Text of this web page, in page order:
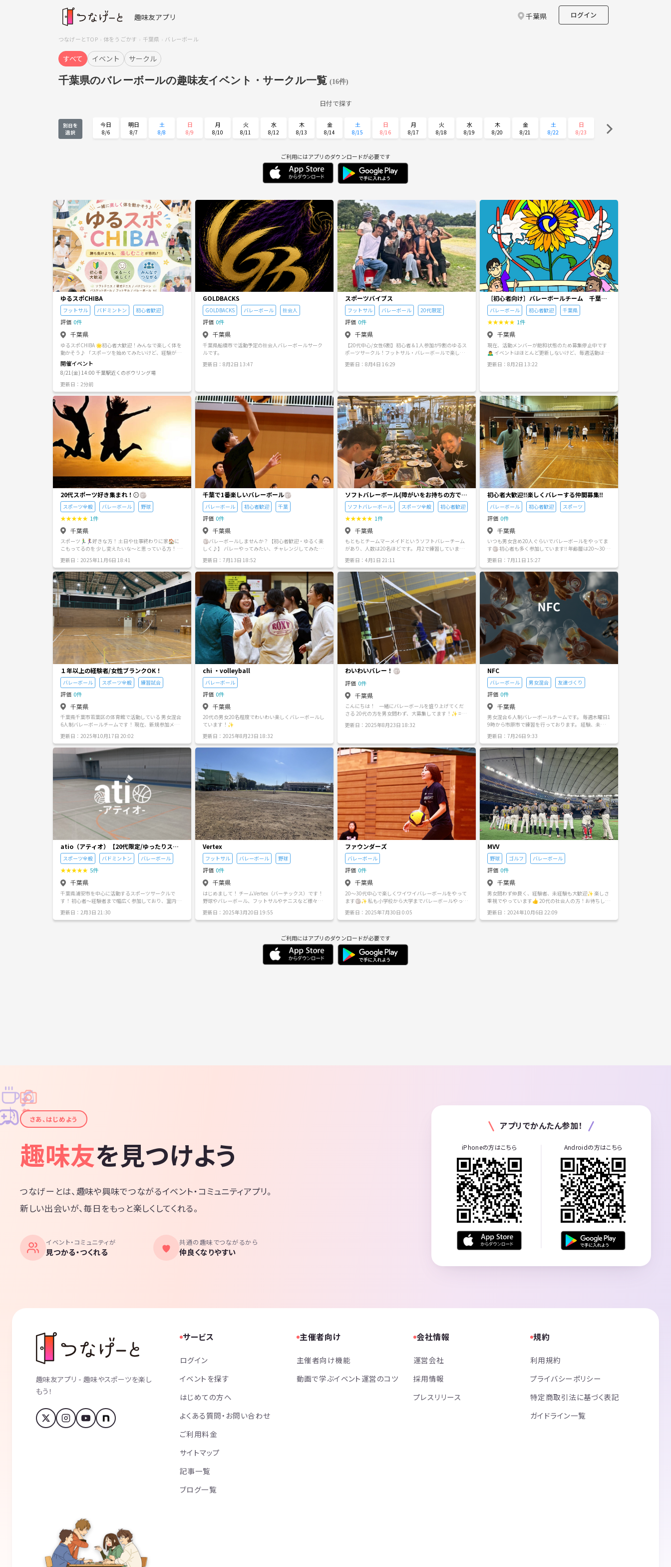
趣味友アプリ 千葉県 ログイン
つなげーとTOP 体をうごかす 千葉県 バレーボール
すべて イベント サークル
千葉県のバレーボールの趣味友イベント・サークル一覧 (16件)
日付で探す
別日を
選択
今日
8/6
明日
8/7
土
8/8
日
8/9
月
8/10
火
8/11
水
8/12
木
8/13
金
8/14
土
8/15
日
8/16
月
8/17
火
8/18
水
8/19
木
8/20
金
8/21
土
8/22
日
8/23
8/31 9/1 9/2 9/3
ご利用にはアプリのダウンロードが必要です
ゆるスポCHIBA
フットサル バドミントン 初心者歓迎
評価 0件
千葉県
ゆるスポCHIBA 🌟初心者大歓迎！みんなで楽しく体を
動かそう♪ 「スポーツを始めてみたいけど、経験がな
い…」 「運動不足を解消したい！」 「ガチ勢ばかりだ
と不安…」 「気軽にスポーツ仲間を作りたい！」 そん
な方のための初心者向けスポーツサークルです！ ゆる
スポCHIBAは、勝敗よりも「楽しむこと」を大切にし
ています。 経験者・未経験者を問わず、みんなが安心
して参加できる雰囲気づくりを大切にしています。 ---
🎾活動種目 ・ソフトテニス ・硬式テニス ・バドミン
トン ・バスケットボール ・フットサル ・バレーボール
・卓球 そのほか、参加者の希望に合わせて様々なスポ
ーツにも挑戦していきます！ --- 🎯こんな方におすすめ
✅ スポーツ初心者 ✅ 学生時代以来スポーツをしてい
ない方 ✅ 運動不足を解消したい方 ✅ 趣味の仲間を作
りたい方 ✅ 健康維持やダイエットをしたい方 ✅ 楽し
く体を動かしたい方 --- 🚫こんな方はご遠慮ください
❌ 勝敗や技術向上だけを重視する方 ❌ 初心者に厳し
チ練習や競技志向を求める方 当サークルは「みんなで
楽しく」が最優先です。 初心者が安心して参加できる
環境づくりにご協力ください。 --- 🤝サークルの雰囲気
・一人参加歓迎 ・初参加歓迎 ・初心者歓迎 ・ブランク
歓迎 ・男女問わず歓迎 「できなくても大丈夫！」 失敗
しても笑い合える、優しく温かいコミュニティを目指
数や種目に合わせて体育館やコートを利用します。
【安心・安全に楽しむためのルール】 ゆるスポCHIBA
は、初心者から経験者まで、誰もが安心してスポーツ
ます。皆さまに気持ちよくご参加いただくため、以下
のルールへのご理解とご協力をお願いいたします。 ■
お互いを尊重しましょう 年齢、性別、職業、経験の有
無に関わらず、お互いを尊重したコミュニケーション
をお願いします。誹謗中傷、威圧的な言動、迷惑行為
は禁止です。 ■ 宗教・政治活動等への勧誘は禁止です
宗教団体、政治団体、思想団体等への勧誘や宣伝活動
はお断りしております。参加者が安心して交流できる
環境づくりにご協力ください。 ■ 営業・販売・ネット
ワークビジネス等の勧誘は禁止です 商品販売、保険営
業、投資勧誘、ネットワークビジネス（MLM）などを
目的とした参加は禁止です。 ■ 基本的に他団体への勧
誘はご遠慮ください 参加者同士の自然な交流は歓迎し
ますが、別のサークルやコミュニティ、イベント等へ
の勧誘を目的とした参加はご遠慮ください。 ■ 他団体
への案内を行う場合 参加者から希望があった場合な
ど、やむを得ず他団体やイベントをご紹介する際は、
必ず団体名および活動目的を明らかにしてください。
運営側が不適切と判断した場合はご遠慮いただくこと
があります。 ■ ナンパ・出会い目的のみの参加は禁止
です 異性との出会いのみを目的とした参加や、しつこ
い連絡先交換の要求など、他の参加者が不快に感じる
行為は禁止です。 ■ 個人情報の取り扱いにご配慮くだ
さい 参加者の個人情報を本人の許可なく第三者へ共有
しないようお願いいたします。 ■ ルール違反について
運営が安心・安全なコミュニティ運営に支障があると
判断した場合は、注意・イベント参加のお断り・サー
クルからの退会等の対応を行う場合があります。 皆さ
まが安心して楽しめる「ゆるスポCHIBA」を一緒につ
くっていきましょう！ ご理解とご協力をお願いいたし
ます。 ⚠️メンバー申請時のお願い⚠️ サークルの安全性
を保つため、メンバー申請時の質問には必ずお答えい
ただきますよう、お願いいたします。 お答えいただい
た方のみ、承認しております。 --- 🌈最後に スポーツが
上手じゃなくても大丈夫。 大切なのは楽しむ気持ちで
めませんか？ 皆さまのご参加をお待ちしています！ ゆ
るスポCHIBA
開催イベント
8/21(金) 14:00 千葉駅近くのボウリング場
更新日：2分前
GOLDBACKS
GOLDBACKS バレーボール 社会人
評価 0件
千葉県
千葉県船橋市で活動予定の社会人バレーボールサーク
ルです。
更新日：8月2日 13:47
スポーツバイブス
フットサル バレーボール 20代限定
評価 0件
千葉県
【20代中心/女性6割】初心者＆1人参加が9割のゆるス
ポーツサークル！フットサル・バレーボールで楽しく
ます！ 20代の同世代メンバーで活動している、社会人
メンバーが集まり、和気あいあいと活動しています。
当サークルの最大の特徴は、**【アットホームで誰も
置いていかない温かい雰囲気】**です！ 「身内感があ
って馴染めなかったらどうしよう…」 「運動神経に自
信がないけど大丈夫かな…」 そんな不安がある方も、
どうぞ安心して遊びに来てください！一歩踏み出して
よかったと思える時間をお約束します✨ 🌟 当サーク
ルの4つの安心ポイント！ ① 参加者の【9割】が1人参
加からスタート！ 最初はみんな緊張しながら1人で来
てくれています。受付からすぐに馴染めるよう、主催
者やメンバーが全力でフォローします！ ② 【女性6
割：男性4割】で女性も参加しやすい雰囲気 スポーツ
サークルとしては珍しく、女性の比率が高めです！優
しく、お互いを尊重し合えるクリーンなメンバーばか
りなので、女性お1人でも安心してご参加いただけま
す。 ③ 楽しさ重視！【初心者・未経験者】大歓迎 フッ
トサルもバレーボールも、ガチな勝負ではなく「みん
なで笑いながら楽しむこと」を最優先にしています。
ても大丈夫です。 ④ 終わった後の充実感抜群！ 「アッ
トホームでとにかく楽しい！」と言っていただけるこ
とが多いです。体を動かしてリフレッシュした後は、
ムな空気感が自慢です。 🏃‍♂️ 主な活動内容 • 種目： フッ
トサル、バレーボール（その他、季節ごとのイベント
もゆるく計画中！） • 活動エリア： [ここに主な活動エ
リアや駅名、体育館などを記入] • 活動日時： [例：主
に土日祝の午前中 / 平日夜 など] • 対象年齢： 20代の方
限定（同世代でリラックスして楽しむため）
更新日：8月4日 16:29
［初心者向け］バレーボールチーム 千葉県
市原市
バレーボール 初心者歓迎 千葉県
★★★★★ 1件
千葉県
現在、活動メンバーが飽和状態のため募集停止中です
🙇‍♂️ イベントはほとんど更新しないけど、毎週活動はし
す！ 勝敗よりもやってて楽しいかどうかが大事😊 体験
ジのやり取りができます！ [場所] 八幡パレット.姉崎公
民館.五井公民館.有秋公民館 [参加費] 二時間100円 三
時間以上200円 (体育館使用代のみ。 入会費や部費な
どナシ！) [日時] 土日のどちらか 基本18-21時で3時
間やってます！ [年齢層] 18-30代の方もいます！ [高校
生は？] 保護者の方の同意や連絡先を得られる場合の
み、 参加可能です！あとは本人の性格や社会性で判断
します [開催頻度] 細かくイベントを立てていません
が、 毎週、土日に開催しています！！ [雰囲気は？] 社
会人バレーチームの中ではトップクラスに和やか(当社
比) ミスを嫌味なく笑って吹き飛ばしてくれる人を揃え
てます！ [規模] チームメンバーは現在30名を超え、 活
動の日には10人以上集まります！ [男女比] 女性は5人
くらいは毎回参加してもらえています！ 男は声かけな
くても6人くらい集まってます笑 [レベル] 初心者の集
まりです！運動苦手な方でも 雰囲気が好きで残ってく
れています😁 [活動歴] 2024年から地道な人集めと基
盤作りを、 2025年の4月からチームとして活動を始め
絵？？] チームメンバーが描いてくれました！ [バレー
以外] 活動後にご飯食べに行ったり風呂行ったり、時に
は飲み会を開いたり、お花見会したり、昨年はBBQし
もこの夏計画してます…。活動無い日は夜にゲームで
集まる人もいます。カラオケも好きな人が行ってま
す！Tシャツ作りも今は第2回してます(？) とにかくみ
んな仲が良いです笑 [代表はどんな人？？] 運営チーム
がいるだけで、代表は置いていません。 自分は広告担
当です！ [ネットの高さは？？] 2m24cmです！男女混
合戦のルールらしいので… [目標は？？] 大会とかは出
ません！ 初心者の方がバレーを好きになったら僕らの
勝ち！！ [応募したいんだけど？？] 男性はガチバレー
ボール経験者はお断りします！ 女性はそこそこの経験
者までなら歓迎します！ 「思いやり」を持ち合わせて
いる方のみ応募してください！ 疑問はサークルページ
の「質問」からどうぞ！ 連絡を待ってます！🌸
更新日：8月2日 13:22
20代スポーツ好き集まれ！⚾️🏐
スポーツ全般 バレーボール 野球
★★★★★ 1件
千葉県
スポーツ🏃‍♂️🏃‍♀️好きな方！ 土日や仕事終わりに家🏠に
こもってるのを 少し変えたいな〜と思っている方！ 仕
いる方！ スポーツ通して、仲良くなりませんか？🌟 草
野球やバレーボールをよくしているので ぜひ一緒にで
きたらと思います😄
更新日：2025年11月6日 18:41
千葉で1番楽しいバレーボール🏐
バレーボール 初心者歓迎 千葉
評価 0件
千葉県
🏐バレーボールしませんか？【初心者歓迎・ゆるく楽
しく♪】 バレーやってみたい、チャレンジしてみたい
っと楽しくバレーボールしましょう！！ 初心者・ブラ
ンクがある人でも大丈夫です！✨ 好プレー&珍プレー
もあって、めっちゃ笑えるからストレス発散になっち
ゃいます！笑 ⸻ 🔹概要 •日時：平日と日曜日の19:
00〜21:00 •場所：柏市周辺の体育館 •内容：練習(経験
者がレクチャー) → ゲーム(女子試合、男子&バレー経
験者試合) •持ち物：動きやすい服装・室内シューズ・
飲み物 •参加費：1人300円 ⸻ 🎏5月月予定 ・1日(1
9:00〜21:00) ・3日(19:00〜21:00) ・4日(19:00〜21:
00) ・8日(19:00〜21:00) ・10日(14:00〜16:00) ・11
日(19:00〜21:00) ・12日(19:00〜21:00) ・13日(19:0
0〜21:00) ・17日(19:00〜21:00) ・18日(19:00〜21:
00) ・19日(19:00〜21:00) ・21日(19:00〜21:00) ・2
5日(19:00〜21:00) ・27日(19:00〜21:00) ・28日(19:
00〜21:00) ・29日(19:00〜21:00) ⸻ ゆるっと、
楽しい時間にしましょう！！ ご参加お待ちしています
😊✨
更新日：7月13日 18:52
ソフトバレーボール(障がいをお持ちの方でも
可)同好会
ソフトバレーボール スポーツ全般 初心者歓迎
★★★★★ 1件
千葉県
もともとチームマーメイドというソフトバレーチーム
があり、人数は20名ほどです。 月2で練習していま
みOK 初心者OK 年齢関係なし(29歳が1番若いです。)
この度、皆様とご一緒にできれば、盛り上がって楽し
めればと思いサークルとして作らせていただきまし
た。 定期的に飲み会やキャンプ、バーベキュー、パー
ティーなども開催しています。 男女比6対4ほどで
す！！ サイトはこちらです。 https://fri3789.github.i
o/marmaid/ 独学で作成してます💪💪笑 ご興味ある
方、一緒にどうですか？🤘🏼 よろしくお願い致します🙇‍♂️
#ソフトバレーボール
更新日：4月1日 21:11
初心者大歓迎‼️楽しくバレーする仲間募集‼️
バレーボール 初心者歓迎 スポーツ
評価 0件
千葉県
いつも男女含め20人ぐらいでバレーボールをやってま
す🏐 初心者も多く参加しています‼️ 年齢層は20〜30代
方が多く参加しています♪ 〜日程〜 土日15:00~17:00
※土曜日隔週のためやらない日にちもあります。 平日1
9:00~21:00 〜向いてそうな人〜 若い奴には負けたく
ないと思ってる人‼️ 痩せたいと思う人‼️ 友達増やしたい
と思う人‼️ 初心者でも経験者には負けない💪‼️ いっぱ
いお話ししたい‼️ ぜひ足を運んでみてください！ 〜持
ち物〜 運動靴 着替え（着替えたい人） 楽しもうとする
気持ち‼️ 〜参加費〜 300円
更新日：7月11日 15:27
１年以上の経験者/女性ブランクOK！
バレーボール スポーツ全般 練習試合
評価 0件
千葉県
千葉県千葉市若葉区の体育館で活動している 男女混合
6人制バレーボールチームです！ 現在、新規参加メン
きたいのでバレーボール未経験の方は お断りさせて頂
いております。 活動日時 毎週火曜日18:30-21:00 活動
場所 若葉区 大宮小学校 募集条件 ・１年以上の経験者
・高校卒業以上、女子は引退してればOK ・協調性があ
る方 ・学生は送迎しますが社会人は自力で来れる方 ・
メンバーへの配慮ができる方 各種カテゴリーの大会に
は 2ヶ月に1回程度、出場してます。 興味がある方は お
名前: 性別: 年齢: バレー歴: 記載の上、ご連絡お待ちし
更新日：2025年10月17日 20:02
chi ・volleyball
バレーボール
評価 0件
千葉県
20代の男女20名程度でわいわい楽しくバレーボールし
ています！✨
更新日：2025年8月23日 18:32
わいわいバレー！🏐
評価 0件
千葉県
こんにちは！ 一緒にバレーボールを盛り上げてくだ
さる 20代の方を男女問わず、大募集してます！✨ ===
大歓迎です🔰 ・バレーボール経験者大募集🏐 ・運動
大歓迎！ ・お友達を作りたい方も◎ ・見学からのご参
加でも◎ ・女性メンバーも多いので女性も安心です🙋‍♀️
【詳細】 ・日時：19:00〜21:00 ➡︎ 3/23(日)，24
(月)，25(火)，28(金)，30(日)，4/6(日)，13(日)，14
(月)，20(日)，21(月)，25(金)，28(月)，29(火) →
参加希望の日程をご連絡ください🙇‍♀️ ・場所：千葉県東
葛飾地域周辺の体育館 (柏市、我孫子市周辺で
す！) →詳細の場所は別途ご連絡させていただきます
🙌 ・参加費：300円 ・持ち物：体育館シューズ、飲み
物、着替えなど ご質問などありましたら、お気軽に連
絡ください！ 最後までお読みいただきありがとうござ
いました。 ご連絡・ご参加よろしくお願いします🫶🏻
更新日：2025年8月23日 18:32
NFC
バレーボール 男女混合 友達づくり
評価 0件
千葉県
男女混合６人制バレーボールチームです。 毎週木曜日1
9時から市原市で練習を行っております。 経験、未経験
絡お待ちしております！
更新日：7月26日 9:33
atio（アティオ）【20代限定/ゆったりスポ
ーツサークル】
スポーツ全般 バドミントン バレーボール
★★★★★ 5件
千葉県
千葉県浦安市を中心に活動するスポーツサークルで
す！ 初心者～経験者まで幅広く参加しており、室内ス
くやっています。 色々なスポーツをやりたい方や同世
代で運動したい方におすすめです！ 現在は60名弱で活
更新日：2月3日 21:30
Vertex
フットサル バレーボール 野球
評価 0件
千葉県
はじめまして！ チームVertex（バーテックス）です！
野球やバレーボール、フットサルやテニスなど様々な
すが、仲間が増えたらバーテックスというチーム名で
活動したいと考えています‼︎ みんなで力を合わせて何
【詳細】 ・20-25歳 ・スポーツ好きな方🙆‍♀️ ・女子😊
🔥 ・明るく元気よく ・千葉の柏ら辺でやってます！
一緒に楽しめたら最高です😆✨
更新日：2025年3月20日 19:55
ファウンダーズ
バレーボール
評価 0件
千葉県
20〜30代中心で楽しくワイワイバレーボールをやって
ます🏐✨ 私も小学校から大学までバレーボールやって
方、しばらくバレーしてない方、運動したい方ぜひ一
緒に楽しみましょう〜🩷
更新日：2025年7月30日 0:05
MVV
野球 ゴルフ バレーボール
評価 0件
千葉県
男女問わず仲良く、経験者、未経験も大歓迎✨ 楽しさ
重視でやっています👍 20代の社会人の方！お待ちして
解消、 なにか始めたい人、 スポーツたい人、 大人にな
って青春したい人、 友達増やしたい人、 目的は様々😆
更新日：2024年10月6日 22:09
ご利用にはアプリのダウンロードが必要です
✦
✦
✧
✧
♪
♫
さあ、はじめよう
趣味友を見つけよう
つなげーとは、趣味や興味でつながるイベント・コミュニティアプリ。
新しい出会いが、毎日をもっと楽しくしてくれる。
イベント・コミュニティが
見つかる・つくれる
共通の趣味でつながるから
仲良くなりやすい
アプリでかんたん参加！
iPhoneの方はこちら Androidの方はこちら
趣味友アプリ - 趣味やスポーツを楽し
もう！
サービス
ログイン
イベントを探す
はじめての方へ
よくある質問・お問い合わせ
ご利用料金
サイトマップ
記事一覧
ブログ一覧
主催者向け
主催者向け機能
動画で学ぶイベント運営のコツ
会社情報
運営会社
採用情報
プレスリリース
規約
利用規約
プライバシーポリシー
特定商取引法に基づく表記
ガイドライン一覧